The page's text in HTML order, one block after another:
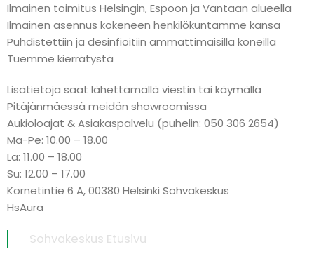
Ilmainen toimitus Helsingin, Espoon ja Vantaan alueella
Ilmainen asennus kokeneen henkilökuntamme kansa
Puhdistettiin ja desinfioitiin ammattimaisilla koneilla
Tuemme kierrätystä
Lisätietoja saat lähettämällä viestin tai käymällä
Pitäjänmäessä meidän showroomissa
Aukioloajat & Asiakaspalvelu (puhelin: 050 306 2654)
Ma-Pe: 10.00 – 18.00
La: 11.00 – 18.00
Su: 12.00 – 17.00
Kornetintie 6 A, 00380 Helsinki Sohvakeskus
HsAura
Sohvakeskus Etusivu